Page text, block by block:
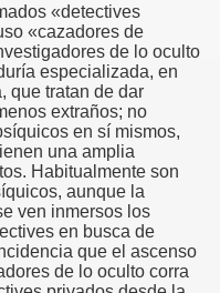
«detectives
«cazadores de
de lo oculto
especializada, en
que tratan de dar
extraños; no
en sí mismos,
una amplia
Habitualmente son
aunque la
ven inmersos los
en busca de
que el ascenso
de lo oculto corra